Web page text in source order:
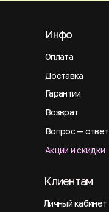
Оплата
Инфо
Доставка
Гарантии
Возврат
Вопрос — ответ
Акции и скидки
Личный кабинет
Клиентам